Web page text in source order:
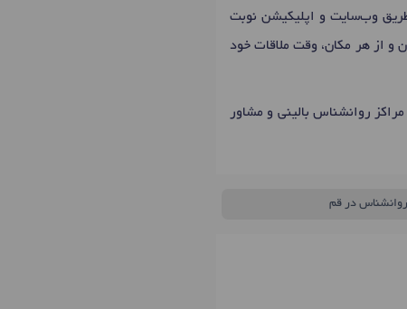
وب‌سایت و اپلیکیشن نوبت
و از هر مکان، وقت ملاقات خود
روانشناس بالینی و مشاور
روانشناس در قم